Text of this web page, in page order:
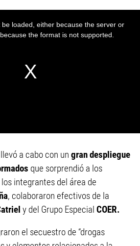
a cabo con un gran despliegue
que sorprendió a los
integrantes del área de
, colaboraron efectivos de la
y del Grupo Especial COER.
el secuestro de “drogas